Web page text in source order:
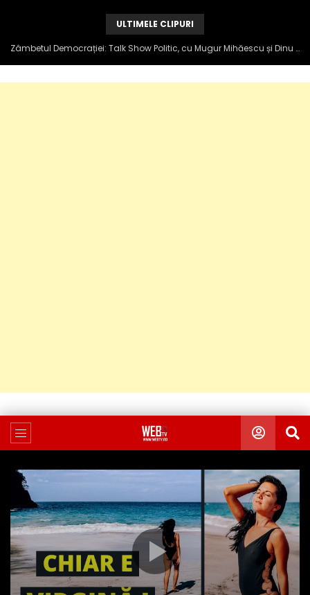
ULTIMELE CLIPURI
Zâmbetul Democrației: Talk Show Politic, cu Mugur Mihăescu și Dinu Popescu